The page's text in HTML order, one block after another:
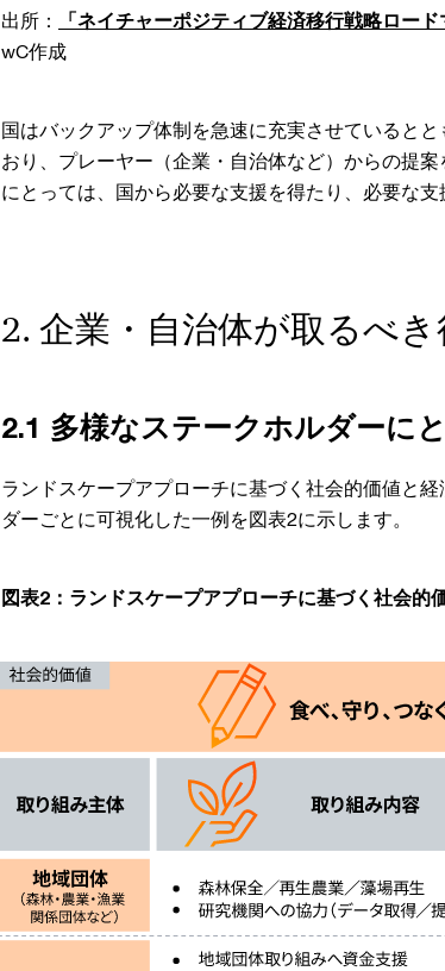
出所： 「ネイチャーポジティブ経済移行戦略ロー
wC作成
国はバックアップ体制を急速に充実させていると
おり、プレーヤー（企業・自治体など）からの提
にとっては、国から必要な支援を得たり、必要な支
2. 企業・自治体が取るべき
2.1 多様なステークホルダーに
ランドスケープアプローチに基づく社会的価値と
ダーごとに可視化した一例を図表2に示します。
図表2：ランドスケープアプローチに基づく社会的